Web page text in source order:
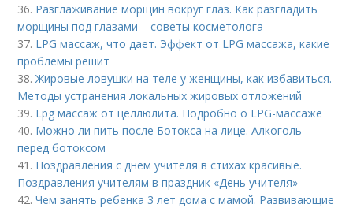
36. Разглаживание морщин вокруг глаз. Как разгладить
морщины под глазами – советы косметолога
37. LPG массаж, что дает. Эффект от LPG массажа, какие
проблемы решит
38.Жировые ловушки на теле у женщины, как избавиться.
Методы устранения локальных жировых отложений
39. Lpg массаж от целлюлита. Подробно о LPG-массаже
40. Можно ли пить после Ботокса на лице. Алкоголь
перед ботоксом
41. Поздравления с днем учителя в стихах красивые.
Поздравления учителям в праздник «День учителя»
42.Чем занять ребенка 3 лет дома с мамой. Развивающие